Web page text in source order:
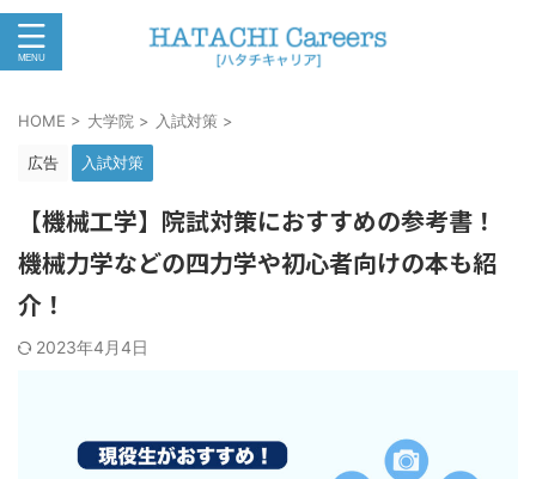
HOME > 大学院 > 入試対策 >
広告 入試対策
【機械工学】院試対策におすすめの参考書！
機械力学などの四力学や初心者向けの本も紹
介！
2023年4月4日